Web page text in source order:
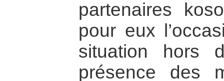
partenaires
pour eux
situation hors
présence des